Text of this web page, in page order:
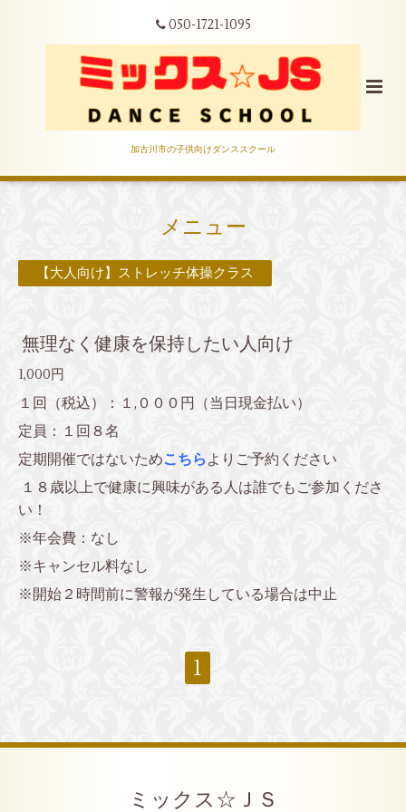
050-1721-1095
加古川市の子供向けダンススクール
メニュー
【大人向け】ストレッチ体操クラス
無理なく健康を保持したい人向け
1,000円
１回（税込）：１,０００円（当日現金払い）
定員：１回８名
定期開催ではないためこちら よりご予約ください
１８歳以上で健康に興味がある人は誰でもご参加くださ
い！
※年会費：なし
※キャンセル料なし
※開始２時間前に警報が発生している場合は中止
1
ミックス☆ＪＳ